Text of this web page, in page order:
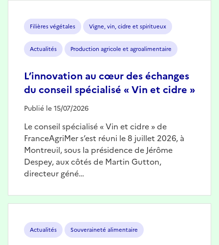
Filières végétales Vigne, vin, cidre et spiritueux
Actualités Production agricole et agroalimentaire
L’innovation au cœur des échanges
du conseil spécialisé « Vin et cidre »
Publié le 15/07/2026
Le conseil spécialisé « Vin et cidre » de
FranceAgriMer s’est réuni le 8 juillet 2026, à
Montreuil, sous la présidence de Jérôme
Despey, aux côtés de Martin Gutton,
directeur géné…
Actualités Souveraineté alimentaire